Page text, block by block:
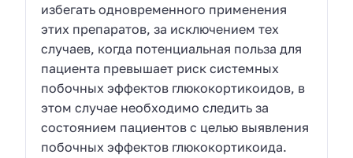
избегать одновременного применения
этих препаратов, за исключением тех
случаев, когда потенциальная польза для
пациента превышает риск системных
побочных эффектов глюкокортикоидов, в
этом случае необходимо следить за
состоянием пациентов с целью выявления
побочных эффектов глюкокортикоида.